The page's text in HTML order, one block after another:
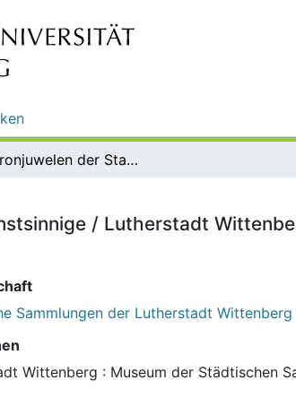
Die Kronjuwelen der Stadt : Rundgang für Kunstsinnige / Lutherstadt Wittenberg, Museum der Städtischen Sammlungen
/ Lutherstadt
Sammlungen der Lutherstadt Wittenberg
Wittenberg : Museum der Städtischen